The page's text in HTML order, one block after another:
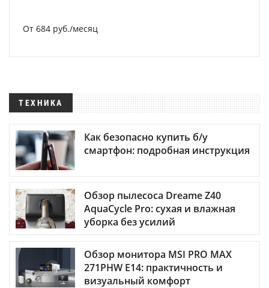
От 684 руб./месяц
ТЕХНИКА
Как безопасно купить б/у
смартфон: подробная инструкция
Обзор пылесоса Dreame Z40
AquaCycle Pro: сухая и влажная
уборка без усилий
Обзор монитора MSI PRO MAX
271PHW E14: практичность и
визуальный комфорт